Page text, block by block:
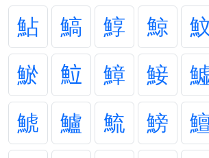
鮎
鰝 鯙 鯨
鯲
𩶘 鱆 鯜
鯱
鱸 鯍 鰟